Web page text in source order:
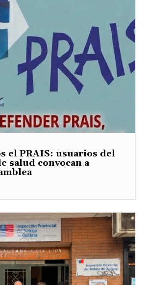
el PRAIS: usuarios del
salud convocan a